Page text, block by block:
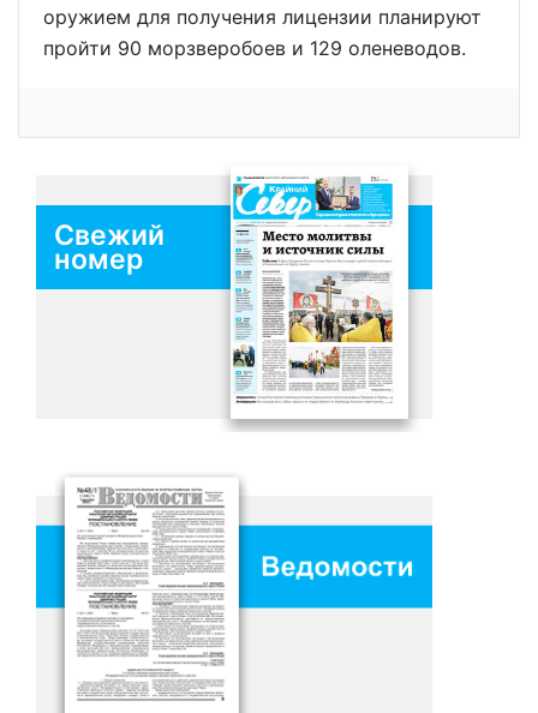
оружием для получения лицензии планируют
пройти 90 морзверобоев и 129 оленеводов.
Свежий
номер